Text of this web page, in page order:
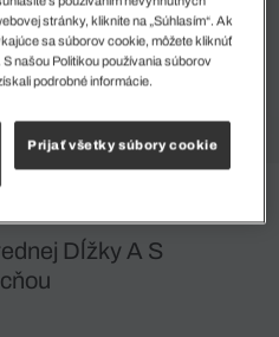
Dĺžky A S
stránky, kliknite na „Súhlasím“. Ak
sa súborov cookie, môžete kliknúť
našou Politikou používania súborov
podrobné informácie.
Prijať všetky súbory cookie